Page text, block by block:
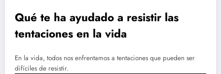
Qué te ha ayudado a resistir las
tentaciones en la vida
En la vida, todos nos enfrentamos a tentaciones que pueden ser
difíciles de resistir.